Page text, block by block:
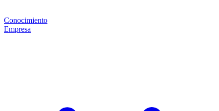
Conocimiento
Empresa